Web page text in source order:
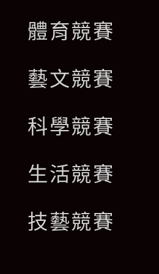
體育競賽
藝文競賽
科學競賽
生活競賽
技藝競賽